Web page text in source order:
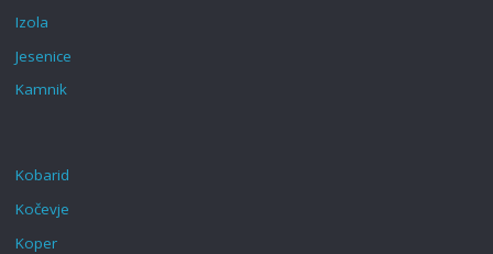
Izola
Jesenice
Kamnik
Kobarid
Kočevje
Koper